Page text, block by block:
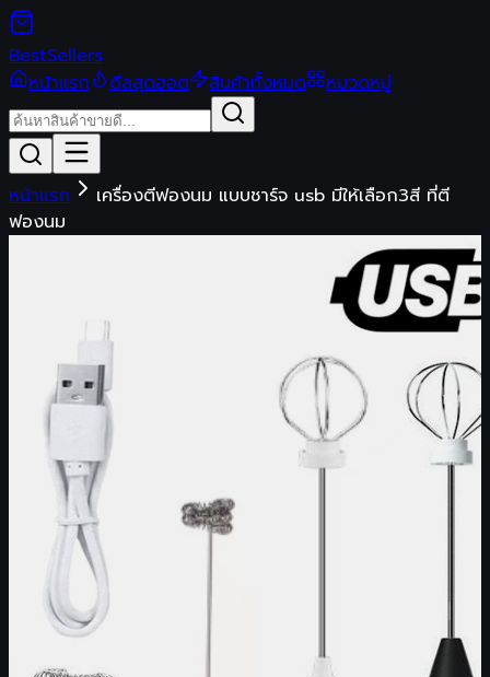
BestSellers
หน้าแรก
ดีลสุดฮอต สินค้าทั้งหมด หมวดหมู่
หน้าแรก
เครื่องตีฟองนม แบบชาร์จ usb มีให้เลือก3สี ที่ตี
ฟองนม